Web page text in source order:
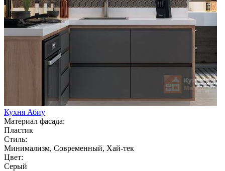
Кухня Абиу
Материал фасада:
Пластик
Стиль:
Минимализм, Современный, Хай-тек
Цвет:
Серый